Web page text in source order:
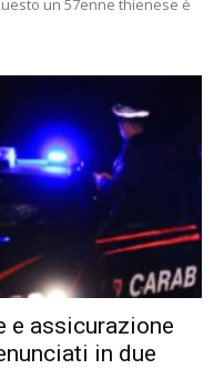
un 57enne thienese è
e assicurazione
in due